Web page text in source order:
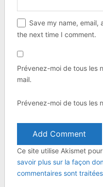
Save my name, email,
the next time I comment.
Prévenez-moi de tous les
mail.
Prévenez-moi de tous les
Ce site utilise Akismet
savoir plus sur la façon
commentaires sont traitées